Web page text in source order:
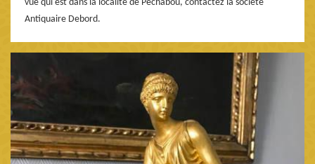
vue qui est dans la localité de Pechabou, contactez la société
Antiquaire Debord.